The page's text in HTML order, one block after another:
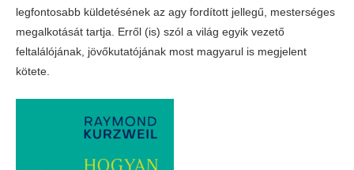
legfontosabb küldetésének az agy fordított jellegű, mesterséges
megalkotását tartja. Erről (is) szól a világ egyik vezető
feltalálójának, jövőkutatójának most magyarul is megjelent
kötete.